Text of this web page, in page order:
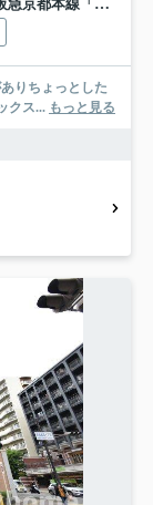
京都本線「南茨木」駅 徒歩27分
りちょっとした
クス... もっと見る